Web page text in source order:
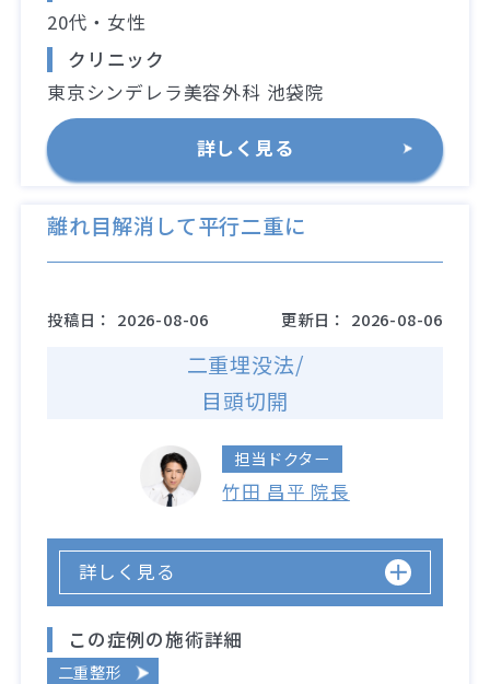
20代・女性
クリニック
東京シンデレラ美容外科 池袋院
詳しく見る
離れ目解消して平行二重に
投稿日： 2026-08-06 更新日： 2026-08-06
二重埋没法/
目頭切開
担当ドクター
竹田 昌平 院長
詳しく見る
この症例の施術詳細
二重整形